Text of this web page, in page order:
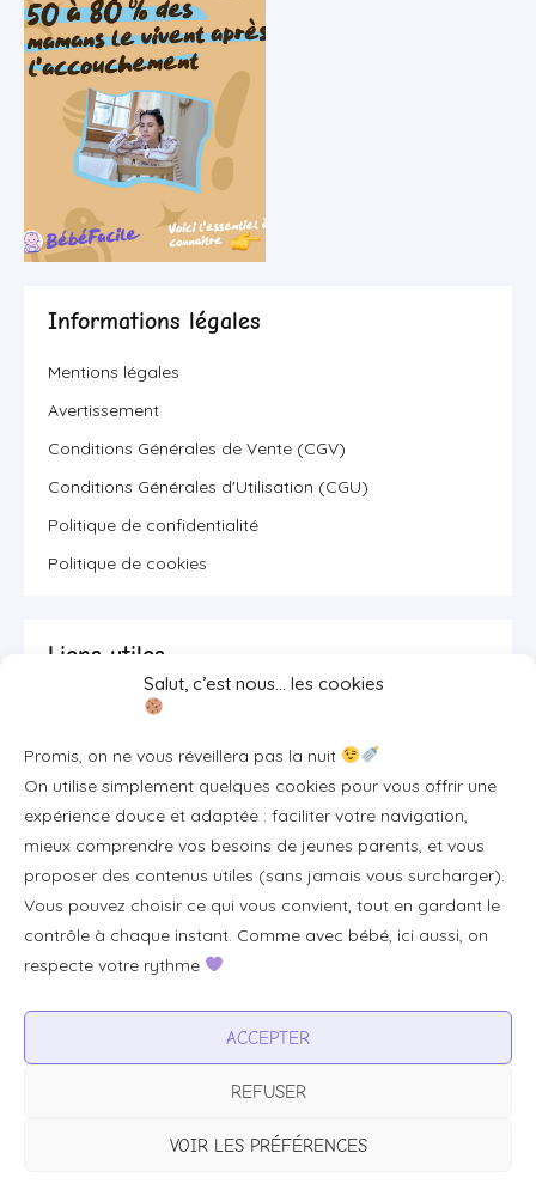
Salut, c’est nous… les cookies
Promis, on ne vous réveillera pas la nuit
On utilise simplement quelques cookies pour vous offrir une
expérience douce et adaptée : faciliter votre navigation,
mieux comprendre vos besoins de jeunes parents, et vous
proposer des contenus utiles (sans jamais vous surcharger).
Vous pouvez choisir ce qui vous convient, tout en gardant le
contrôle à chaque instant. Comme avec bébé, ici aussi, on
respecte votre rythme
ACCEPTER
REFUSER
VOIR LES PRÉFÉRENCES
Informations légales
Mentions légales
Avertissement
Conditions Générales de Vente (CGV)
Conditions Générales d'Utilisation (CGU)
Politique de confidentialité
Politique de cookies
Liens utiles
Se connecter/S'inscrire
FAQ / Livraison & accès
À propos
Plan du site
Tous les articles
Professionnels & partenariats
Visibilité pour votre marque
Proposer un produit ou un service